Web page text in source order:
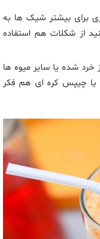
برای بیشتر شیک ها به
از شکلات هم استفاده
خرد شده یا سایر میوه ها
چیپس کره ای هم فکر